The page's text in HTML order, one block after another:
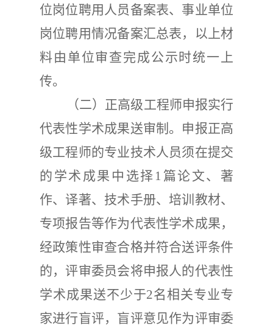
位岗位聘用人员备案表、事业单位
岗位聘用情况备案汇总表，以上材
料由单位审查完成公示时统一上
传。
（二） 正高级工程师申报实行
代表性学术成果送审制。申报正高
级工程师的专业技术人员须在提交
的学术成果中选择 1 篇论文、著
作、译著、技术手册、培训教材、
专项报告等作为代表性学术成果，
经政策性审查合格并符合送评条件
的，评审委员会将申报人的代表性
学术成果送不少于2名相关专业专
家进行盲评，盲评意见作为评审委